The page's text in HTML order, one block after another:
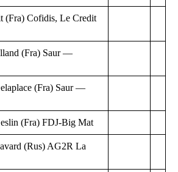
(Fra) Cofidis, Le Credit
(Fra) Saur —
(Fra) Saur —
(Fra) FDJ-Big Mat
(Rus) AG2R La